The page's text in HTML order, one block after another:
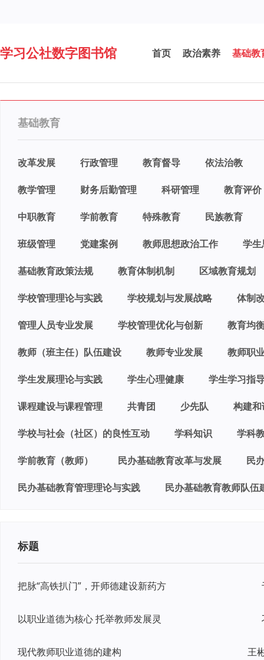
学习公社数字图书馆 首页 政治素养 基础教
基础教育
改革发展 行政管理 教育督导 依法治教
教学管理 财务后勤管理 科研管理 教育评价
中职教育 学前教育 特殊教育 民族教育
班级管理 党建案例 教师思想政治工作 学
基础教育政策法规 教育体制机制 区域教育规划
学校管理理论与实践 学校规划与发展战略 体制
管理人员专业发展 学校管理优化与创新 教育均
教师（班主任）队伍建设 教师专业发展 教师职
学生发展理论与实践 学生心理健康 学生学习指
课程建设与课程管理 共青团 少先队 构建
学校与社会（社区）的良性互动 学科知识 学科
学前教育（教师） 民办基础教育改革与发展 民
民办基础教育管理理论与实践 民办基础教育教师队伍
标题
把脉“高铁扒门”，开师德建设新药方
以职业道德为核心 托举教师发展灵
现代教师职业道德的建构 王